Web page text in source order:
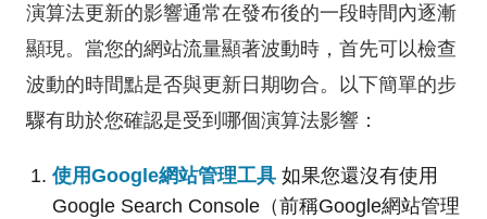
演算法更新的影響通常在發布後的一段時間內逐漸
顯現。當您的網站流量顯著波動時，首先可以檢查
波動的時間點是否與更新日期吻合。以下簡單的步
驟有助於您確認是受到哪個演算法影響：
使用Google網站管理工具 如果您還沒有使用
Google Search Console（前稱Google網站管理